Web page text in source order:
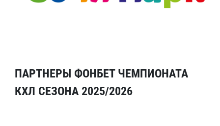
ПАРТНЕРЫ ФОНБЕТ ЧЕМПИОНАТА
КХЛ СЕЗОНА 2025/2026